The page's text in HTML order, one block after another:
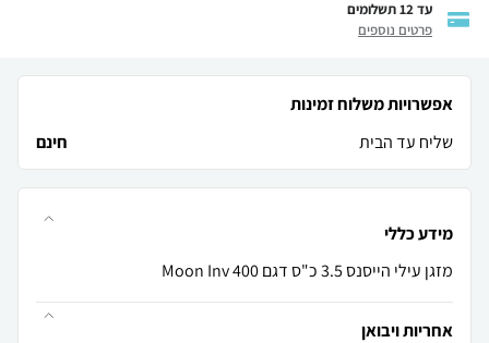
עד 12 תשלומים
פרטים נוספים
אפשרויות משלוח זמינות
שליח עד הבית
חינם
מידע כללי
מזגן עילי הייסנס 3.5 כ"ס דגם Moon Inv 400
אחריות ויבואן